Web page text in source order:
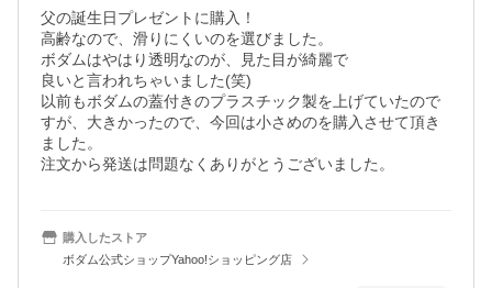
父の誕生日プレゼントに購入！
高齢なので、滑りにくいのを選びました。
ボダムはやはり透明なのが、見た目が綺麗で
良いと言われちゃいました(笑)
以前もボダムの蓋付きのプラスチック製を上げていたので
すが、大きかったので、今回は小さめのを購入させて頂き
ました。
注文から発送は問題なくありがとうございました。
購入したストア
ボダム公式ショップYahoo!ショッピング店